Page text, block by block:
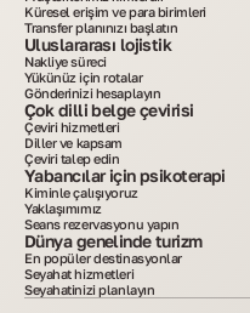
Küresel erişim ve para birimleri
Transfer planınızı başlatın
Uluslararası lojistik
Nakliye süreci
Yükünüz için rotalar
Gönderinizi hesaplayın
Çok dilli belge çevirisi
Çeviri hizmetleri
Diller ve kapsam
Çeviri talep edin
Yabancılar için psikoterapi
Kiminle çalışıyoruz
Yaklaşımımız
Seans rezervasyonu yapın
Dünya genelinde turizm
En popüler destinasyonlar
Seyahat hizmetleri
Seyahatinizi planlayın